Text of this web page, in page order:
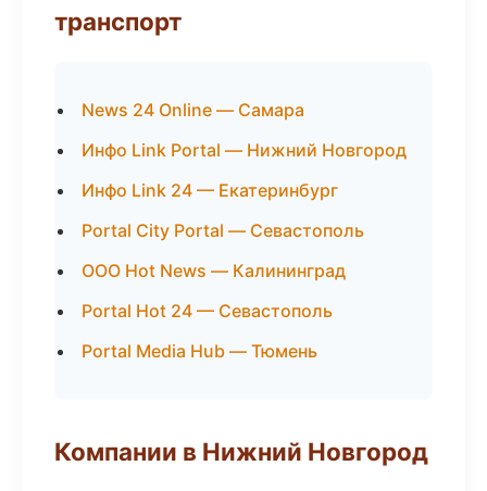
транспорт
News 24 Online — Самара
Инфо Link Portal — Нижний Новгород
Инфо Link 24 — Екатеринбург
Portal City Portal — Севастополь
ООО Hot News — Калининград
Portal Hot 24 — Севастополь
Portal Media Hub — Тюмень
Компании в Нижний Новгород